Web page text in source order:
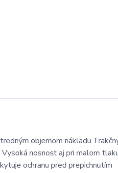
objemom nákladu
nosnosť aj pri malom
ochranu pred prepichnutím